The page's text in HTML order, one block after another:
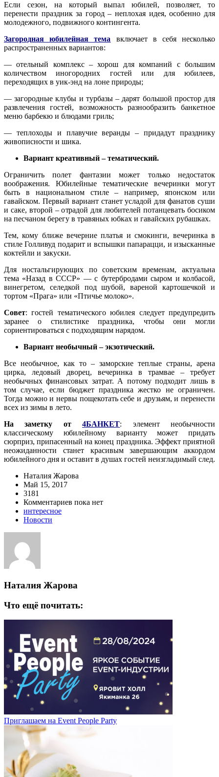
Если сезон, на который выпал юбилей, позволяет, то
перенести праздник за город – неплохая идея, особенно для
молодежного, подвижного контингента.
Загородная юбилейная тема включает в себя несколько
распространенных вариантов:
— отельный комплекс – хорош для компаний с большим
количеством иногородних гостей или для юбилеев,
переходящих в уик-энд на лоне природы;
— загородные клубы и турбазы – дарят большой простор для
развлечения гостей, возможность разнообразить банкетное
меню барбекю и блюдами гриль;
— теплоходы и плавучие веранды – придадут празднику
живописности и шика.
Вариант креативный – тематический.
Ограничить полет фантазии может только недостаток
воображения. Юбилейные тематические вечеринки могут
быть в национальном стиле – например, японском или
гавайском. Первый вариант станет усладой для фанатов суши
и саке, второй – отрадой для любителей потанцевать босиком
на песчаном берегу в травяных юбках и гавайских рубашках.
Тем, кому ближе вечерние платья и смокинги, вечеринка в
стиле Голливуд подарит и вспышки папарацци, и изысканные
коктейли и закуски.
Для ностальгирующих по советским временам, актуальна
тема «Назад в СССР» — с бутербродами сыром и колбасой,
винегретом, селедкой под шубой, вареной картошечкой и
тортом «Прага» или «Птичье молоко».
Совет: гостей тематического юбилея следует предупредить
заранее о стилистике праздника, чтобы они могли
сориентироваться с подходящим нарядом.
Вариант необычный – экзотический.
Все необычное, как то – заморские теплые страны, арена
цирка, ледовый дворец, вечеринка в трамвае – требует
необычных финансовых затрат. А потому подходит лишь в
том случае, если бюджет праздника жестко не ограничен.
Тогда можно и нервы пощекотать себе и друзьям, и перенести
всех из зимы в лето.
На заметку от4БАНКЕТ: элемент необычности
классическому юбилейному варианту может придать
сюрприз, припасенный на конец праздника. Эффект приятной
неожиданности станет красивым завершающим аккордом
юбилейного дня и оставит в душах гостей неизгладимый след.
Наталия Жарова
Май 15, 2017
3181
Комментариев пока нет
интересное
Новости
Наталия Жарова
Что ещё почитать:
Приглашаем на Event People Party